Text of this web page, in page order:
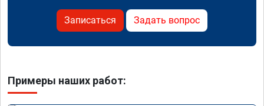
Записаться Задать вопрос
Примеры наших работ: